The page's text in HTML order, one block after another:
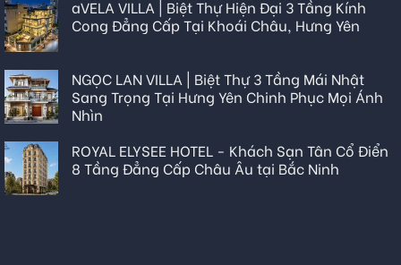
aVELA VILLA | Biệt Thự Hiện Đại 3 Tầng Kính
Cong Đẳng Cấp Tại Khoái Châu, Hưng Yên
NGỌC LAN VILLA | Biệt Thự 3 Tầng Mái Nhật
Sang Trọng Tại Hưng Yên Chinh Phục Mọi Ánh
Nhìn
ROYAL ELYSEE HOTEL - Khách Sạn Tân Cổ Điển
8 Tầng Đẳng Cấp Châu Âu tại Bắc Ninh